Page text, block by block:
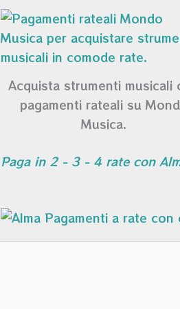
Acquista strumenti musicali
pagamenti rateali su
Musica.
Paga in 2 - 3 - 4 rate con